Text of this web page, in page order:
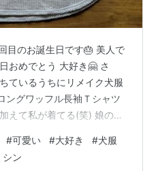
目のお誕生日です🎂 美人で
おめでとう 大好き🤗 さ
ているうちにリメイク犬服
ングワッフル長袖Ｔシャツ
えて私が着てる(笑) 娘の着
ジャージ生地を使って完成
👍🏻 可愛いわ～🥰 これが
#可愛い #大好き #犬服
シン